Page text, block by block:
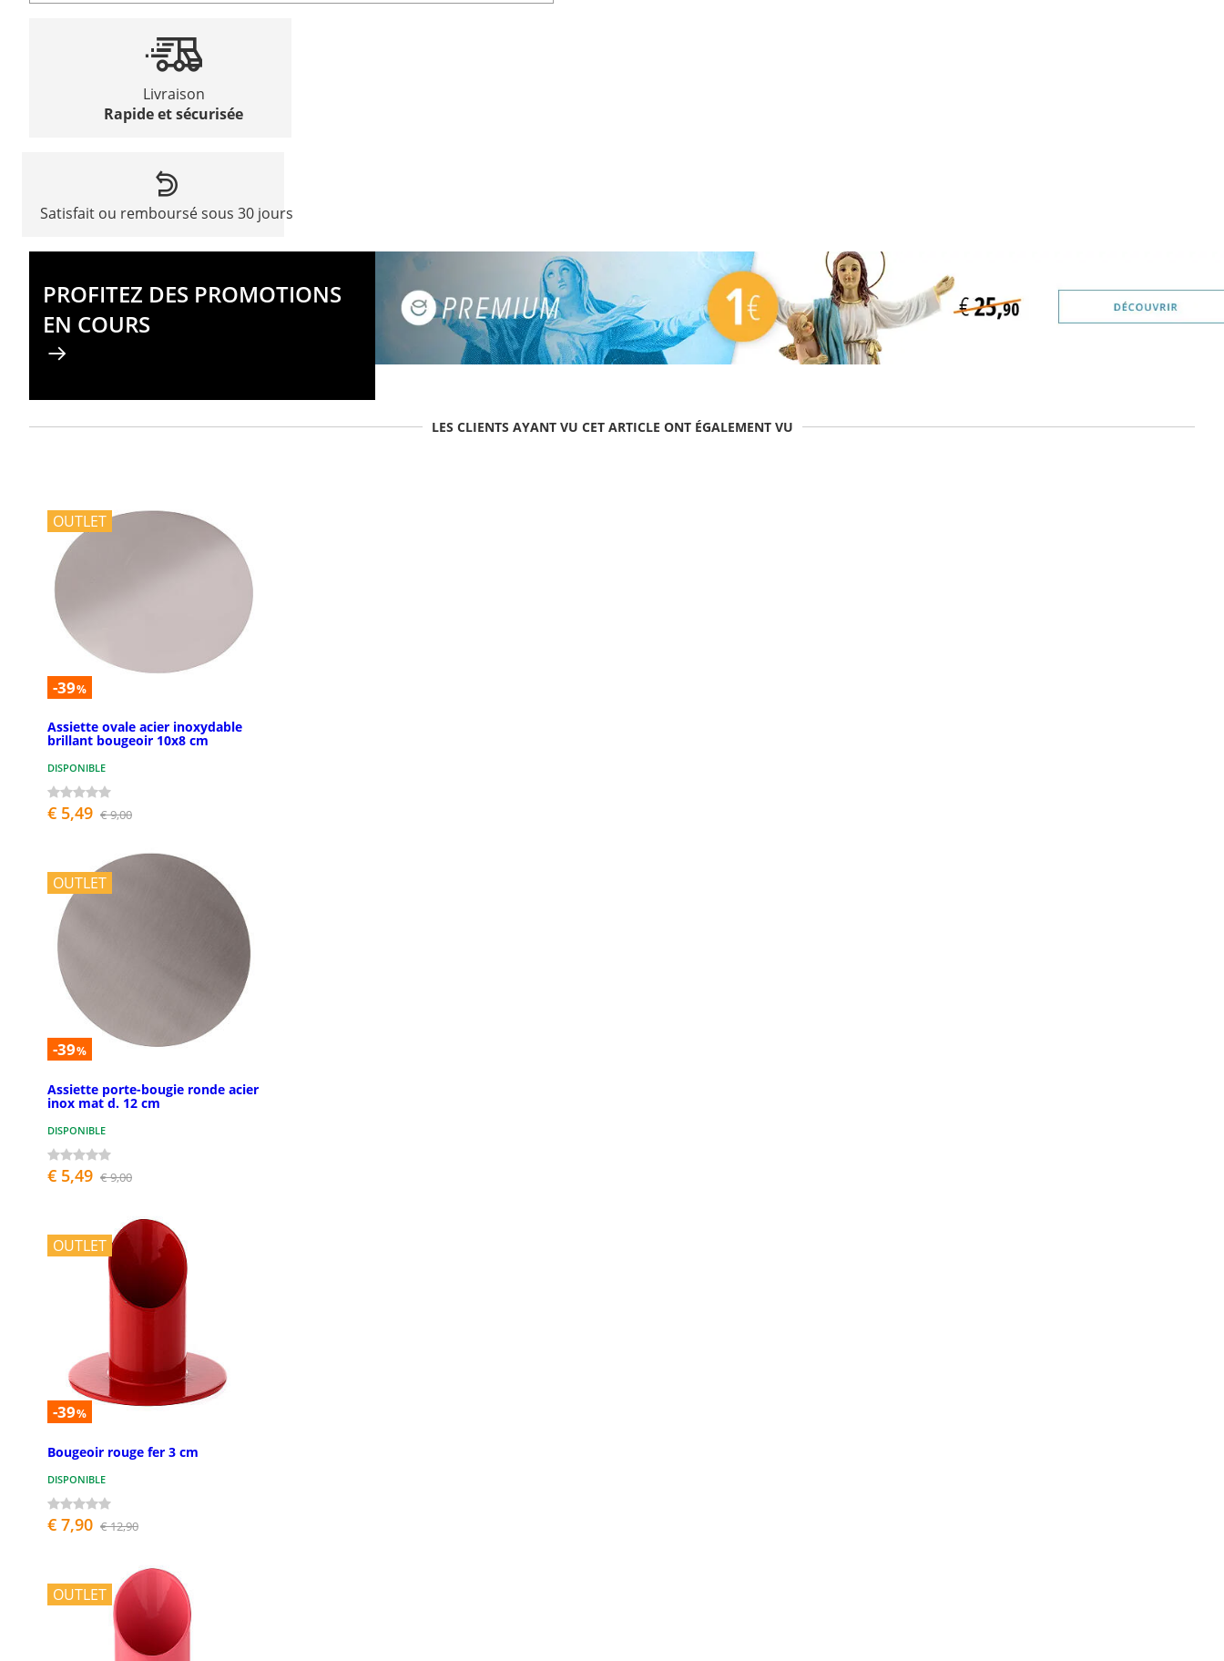
Livraison
Rapide et sécurisée
Satisfait ou remboursé sous 30 jours
PROFITEZ DES PROMOTIONS
EN COURS
LES CLIENTS AYANT VU CET ARTICLE ONT ÉGALEMENT VU
OUTLET
-39%
Assiette ovale acier inoxydable
brillant bougeoir 10x8 cm
DISPONIBLE
€ 5,49 € 9,00
OUTLET
-39%
Assiette porte-bougie ronde acier
inox mat d. 12 cm
DISPONIBLE
€ 5,49 € 9,00
OUTLET
-39%
Bougeoir rouge fer 3 cm
DISPONIBLE
€ 7,90 € 12,90
OUTLET